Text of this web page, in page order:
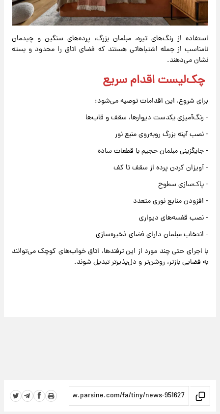
استفاده از رنگ‌های تیره، مبلمان بزرگ، پرده‌های سنگین و چیدمان
نامناسب از جمله اشتباهاتی هستند که فضای اتاق را محدود و بسته
نشان می‌دهند.
چک‌لیست اقدام سریع
برای شروع، این اقدامات توصیه می‌شود:
- رنگ‌آمیزی یکدست دیوارها، سقف و قاب‌ها
- نصب آینه بزرگ روبه‌روی منبع نور
- جایگزینی مبلمان حجیم با قطعات ساده
- آویزان کردن پرده از سقف تا کف
- پاک‌سازی سطوح
- افزودن منابع نوری متعدد
- نصب قفسه‌های دیواری
- انتخاب مبلمان دارای فضای ذخیره‌سازی
با اجرای حتی چند مورد از این ترفندها، اتاق خواب‌های کوچک می‌توانند
به فضایی بازتر، روشن‌تر و دل‌پذیرتر تبدیل شوند.